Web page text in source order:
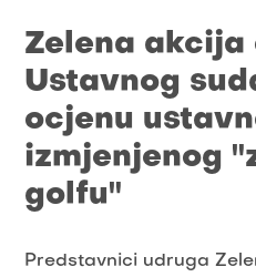
Zelena akcija
Ustavnog
ocjenu
izmjenjenog
golfu"
Predstavnici udruga